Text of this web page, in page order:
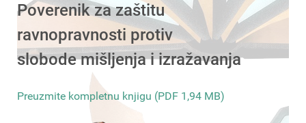
Poverenik za zaštitu
ravnopravnosti protiv
slobode mišljenja i izražavanja
Preuzmite kompletnu knjigu (PDF 1,94 MB)